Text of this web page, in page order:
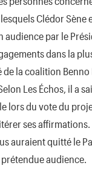
Clédor Sène
audience par le
dans la
la coalition Benno
Les Échos, il a
lors du vote du
ses
auraient quitté le
audience.